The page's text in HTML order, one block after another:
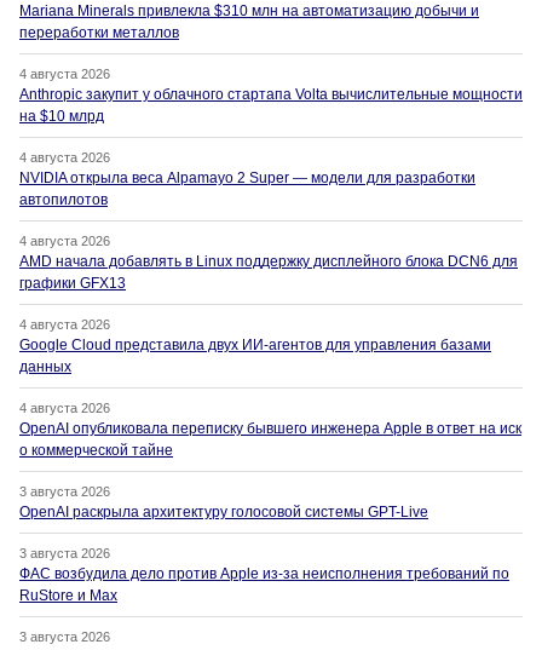
Mariana Minerals привлекла $310 млн на автоматизацию добычи и
переработки металлов
4 августа 2026
Anthropic закупит у облачного стартапа Volta вычислительные мощности
на $10 млрд
4 августа 2026
NVIDIA открыла веса Alpamayo 2 Super — модели для разработки
автопилотов
4 августа 2026
AMD начала добавлять в Linux поддержку дисплейного блока DCN6 для
графики GFX13
4 августа 2026
Google Cloud представила двух ИИ-агентов для управления базами
данных
4 августа 2026
OpenAI опубликовала переписку бывшего инженера Apple в ответ на иск
о коммерческой тайне
3 августа 2026
OpenAI раскрыла архитектуру голосовой системы GPT-Live
3 августа 2026
ФАС возбудила дело против Apple из-за неисполнения требований по
RuStore и Max
3 августа 2026